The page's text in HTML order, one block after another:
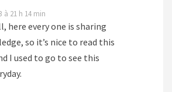
à 21 h 14 min
here every one is sharing
so it’s nice to read this
I used to go to see this